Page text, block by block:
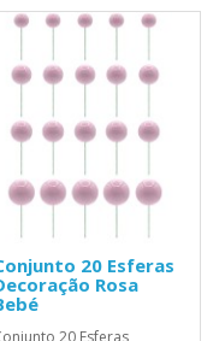
20 Esferas
Rosa
20 Esferas